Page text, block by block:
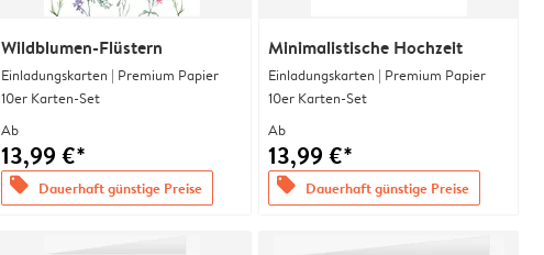
Wildblumen-Flüstern
Einladungskarten | Premium Papier
10er Karten-Set
Ab
13,99 €*
offers Dauerhaft günstige Preise
Minimalistische Hochzeit
Einladungskarten | Premium Papier
10er Karten-Set
Ab
13,99 €*
offers Dauerhaft günstige Preise